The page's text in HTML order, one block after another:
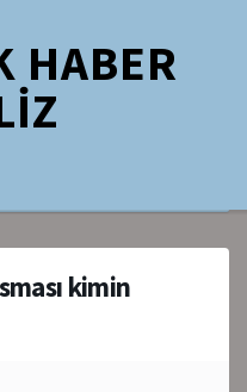
HABER
kimin